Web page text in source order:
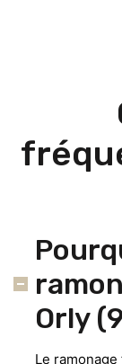
Orly
Le